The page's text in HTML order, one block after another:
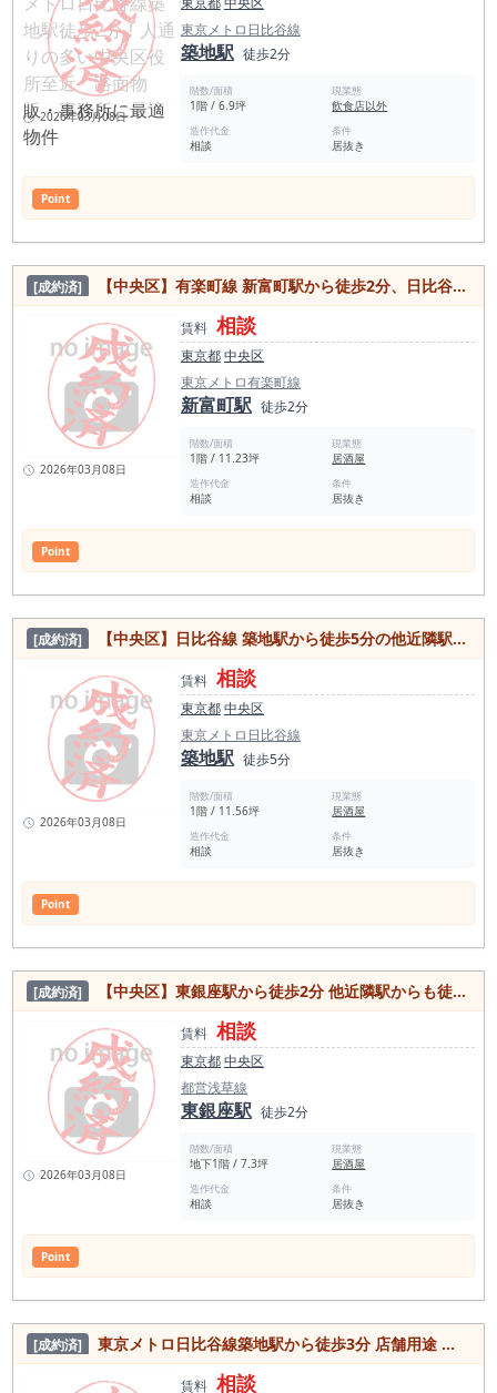
2026年03月08日
東京メトロ日比谷線
築地駅 徒歩2分
階数/面積
1階 / 6.9坪
現業態
飲食店以外
造作代金
相談
条件
居抜き
Point
[成約済] 【中央区】有楽町線 新富町駅から徒歩2分、日比谷線 築地駅から徒歩5分でアクセス良好！24時間使用可、造作譲渡無料の居抜き物件
2026年03月08日
賃料 相談
東京都中央区
東京メトロ有楽町線
新富町駅 徒歩2分
階数/面積
1階 / 11.23坪
現業態
居酒屋
造作代金
相談
条件
居抜き
Point
[成約済] 【中央区】日比谷線 築地駅から徒歩5分の他近隣駅からもアクセス可能！視認性◎なデザインビル、ビル全体リノベーション実施の注目物件
2026年03月08日
賃料 相談
東京都中央区
東京メトロ日比谷線
築地駅 徒歩5分
階数/面積
1階 / 11.56坪
現業態
居酒屋
造作代金
相談
条件
居抜き
Point
[成約済] 【中央区】東銀座駅から徒歩2分 他近隣駅からも徒歩圏内でアクセス良好！全館リニューアル スケルトンも相談可能なカレー屋居抜き物件
2026年03月08日
賃料 相談
東京都中央区
都営浅草線
東銀座駅 徒歩2分
階数/面積
地下1階 / 7.3坪
現業態
居酒屋
造作代金
相談
条件
居抜き
Point
[成約済] 東京メトロ日比谷線築地駅から徒歩3分 店舗用途 居抜き物件【中央区】
賃料 相談